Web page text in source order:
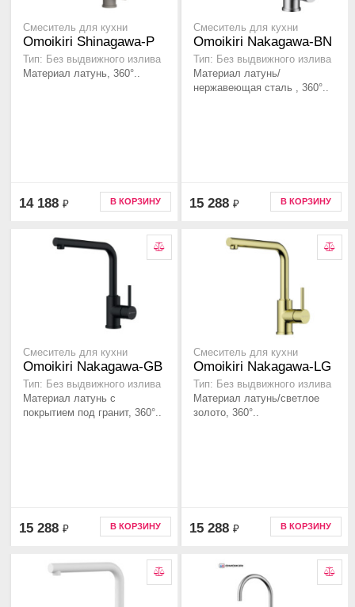
Смеситель для кухни
Omoikiri Shinagawa-P
Тип: Без выдвижного излива
Материал латунь, 360°..
14 188 ₽ В КОРЗИНУ
Смеситель для кухни
Omoikiri Nakagawa-BN
Тип: Без выдвижного излива
Материал латунь/
нержавеющая сталь , 360°..
15 288 ₽ В КОРЗИНУ
Смеситель для кухни
Omoikiri Nakagawa-GB
Тип: Без выдвижного излива
Материал латунь с
покрытием под гранит, 360°..
15 288 ₽ В КОРЗИНУ
Смеситель для кухни
Omoikiri Nakagawa-LG
Тип: Без выдвижного излива
Материал латунь/светлое
золото, 360°..
15 288 ₽ В КОРЗИНУ